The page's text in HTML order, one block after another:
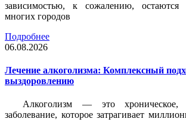
зависимостью, к сожалению, остаются
многих городов
Подробнее
06.08.2026
Лечение алкоголизма: Комплексный
выздоровлению
Алкоголизм — это хроническое,
заболевание, которое затрагивает